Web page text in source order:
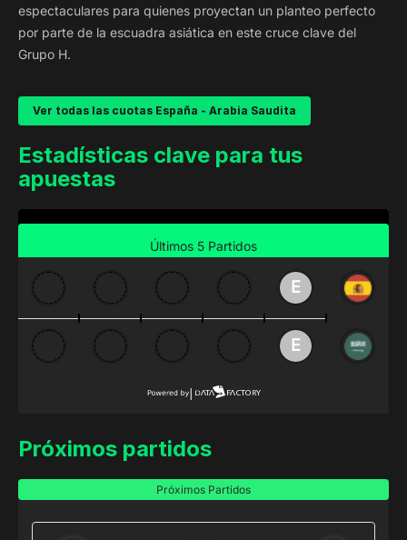
espectaculares para quienes proyectan un planteo perfecto
por parte de la escuadra asiática en este cruce clave del
Grupo H.
Ver todas las cuotas España - Arabia Saudita
Estadísticas clave para tus
apuestas
Próximos partidos